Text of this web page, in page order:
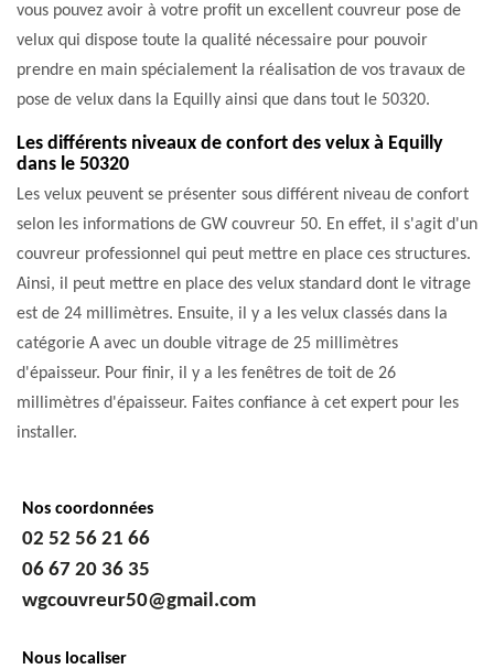
vous pouvez avoir à votre profit un excellent couvreur pose de
velux qui dispose toute la qualité nécessaire pour pouvoir
prendre en main spécialement la réalisation de vos travaux de
pose de velux dans la Equilly ainsi que dans tout le 50320.
Les différents niveaux de confort des velux à Equilly
dans le 50320
Les velux peuvent se présenter sous différent niveau de confort
selon les informations de GW couvreur 50. En effet, il s'agit d'un
couvreur professionnel qui peut mettre en place ces structures.
Ainsi, il peut mettre en place des velux standard dont le vitrage
est de 24 millimètres. Ensuite, il y a les velux classés dans la
catégorie A avec un double vitrage de 25 millimètres
d'épaisseur. Pour finir, il y a les fenêtres de toit de 26
millimètres d'épaisseur. Faites confiance à cet expert pour les
installer.
Nos coordonnées
02 52 56 21 66
06 67 20 36 35
wgcouvreur50@gmail.com
Nous localiser